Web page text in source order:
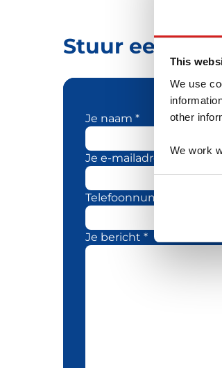
This
We use
other
We work
Stuur een
Je naam *
Je e-mailadres *
Telefoonnummer
Je bericht *